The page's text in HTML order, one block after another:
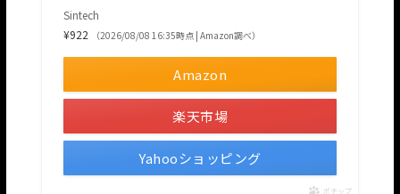
Sintech
¥922
（2026/08/08 16:35時点 | Amazon調べ）
Amazon
楽天市場
Yahooショッピング
ポチップ